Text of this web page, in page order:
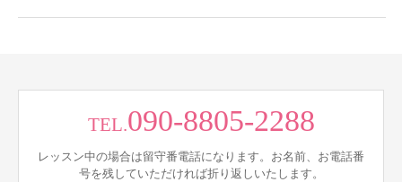
TEL.090-8805-2288
レッスン中の場合は留守番電話になります。お名前、お電話番
号を残していただければ折り返しいたします。